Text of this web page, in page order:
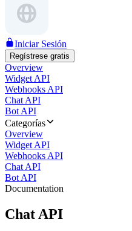
Iniciar Sesión
Regístrese gratis
Overview
Widget API
Webhooks API
Chat API
Bot API
Categorías
Overview
Widget API
Webhooks API
Chat API
Bot API
Documentation
Chat API